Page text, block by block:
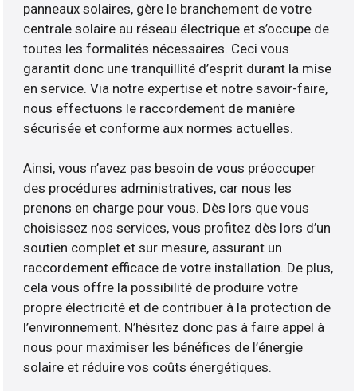
panneaux solaires, gère le branchement de votre
centrale solaire au réseau électrique et s’occupe de
toutes les formalités nécessaires. Ceci vous
garantit donc une tranquillité d’esprit durant la mise
en service. Via notre expertise et notre savoir-faire,
nous effectuons le raccordement de manière
sécurisée et conforme aux normes actuelles.
Ainsi, vous n’avez pas besoin de vous préoccuper
des procédures administratives, car nous les
prenons en charge pour vous. Dès lors que vous
choisissez nos services, vous profitez dès lors d’un
soutien complet et sur mesure, assurant un
raccordement efficace de votre installation. De plus,
cela vous offre la possibilité de produire votre
propre électricité et de contribuer à la protection de
l’environnement. N’hésitez donc pas à faire appel à
nous pour maximiser les bénéfices de l’énergie
solaire et réduire vos coûts énergétiques.